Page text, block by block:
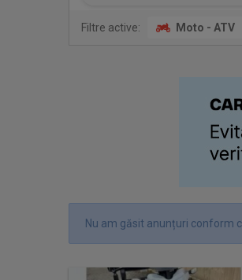
Filtre active: Moto - ATV
Nu am găsit anunțuri conform